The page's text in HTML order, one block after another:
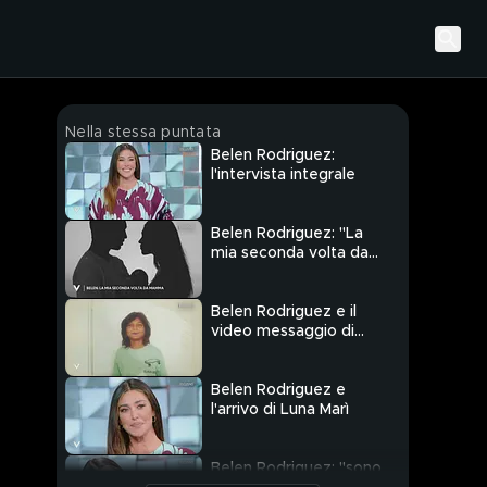
Nella stessa puntata
Belen Rodriguez:
l'intervista integrale
Belen Rodriguez: "La
mia seconda volta da
Belen Rodriguez e il
video messaggio di
Belen Rodriguez e
l'arrivo di Luna Marì
Belen Rodriguez: "sono